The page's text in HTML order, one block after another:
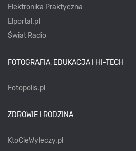
Elektronika Praktyczna
Elportal.pl
Świat Radio
FOTOGRAFIA, EDUKACJA I HI-TECH
Fotopolis.pl
ZDROWIE I RODZINA
KtoCieWyleczy.pl